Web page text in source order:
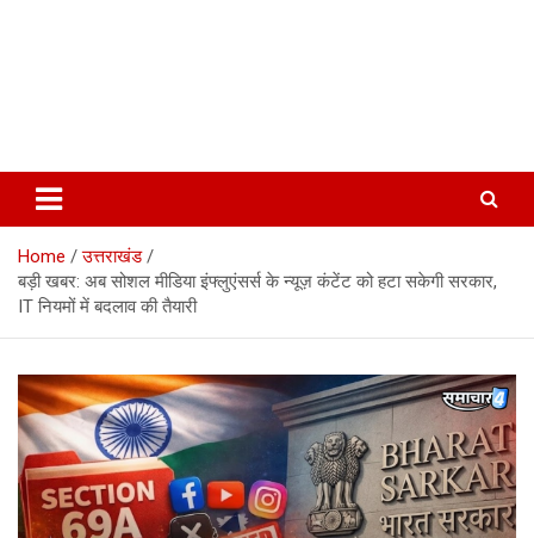
Home
उत्तराखंड
बड़ी खबर: अब सोशल मीडिया इंफ्लुएंसर्स के न्यूज़ कंटेंट को हटा सकेगी सरकार,
IT नियमों में बदलाव की तैयारी